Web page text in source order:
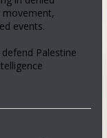
movement,
events.
Palestine